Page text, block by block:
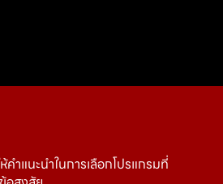
คำแนะนำในการเลือกโปรแกรมที่